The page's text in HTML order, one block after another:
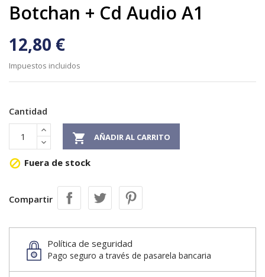
Botchan + Cd Audio A1
12,80 €
Impuestos incluidos
Cantidad
 AÑADIR AL CARRITO
 Fuera de stock
Compartir
Política de seguridad
Pago seguro a través de pasarela bancaria